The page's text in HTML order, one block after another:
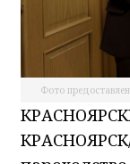
Фото